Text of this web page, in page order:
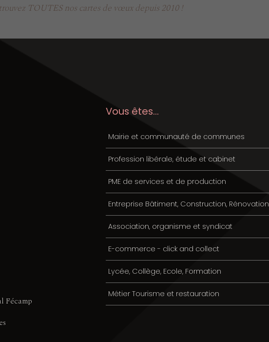
TOUTES nos cartes de vœux depuis 2010 !
Fécamp
Vous êtes...
Mairie et communauté de communes
Profession libérale, étude et cabinet
PME de services et de production
Entreprise Bâtiment, Construction, Rénovation
Association, organisme et syndicat
E-commerce - click and collect
Lycée, Collège, Ecole, Formation
Métier Tourisme et restauration